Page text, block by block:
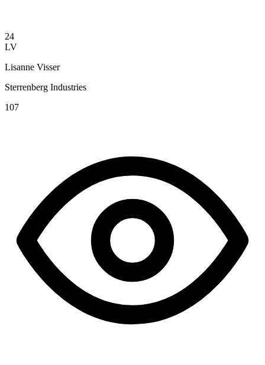
24
LV
Lisanne Visser
Sterrenberg Industries
107